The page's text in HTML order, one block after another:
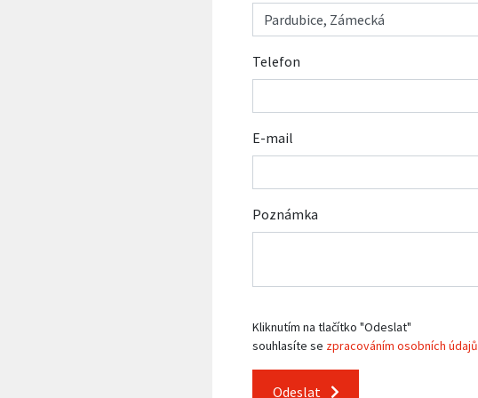
Telefon
E-mail
Poznámka
Kliknutím na tlačítko "Odeslat"
souhlasíte se zpracováním osobních údajů
Odeslat